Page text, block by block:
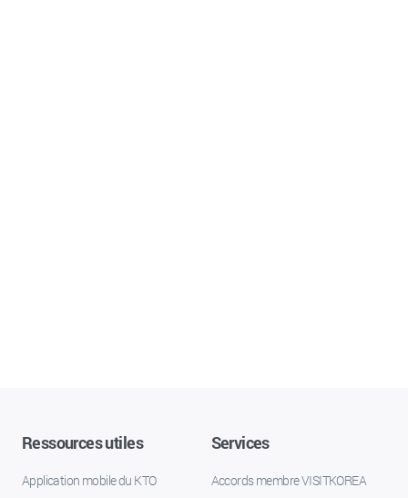
Ressources utiles
Application mobile du KTO
Services
Accords membre VISITKOREA